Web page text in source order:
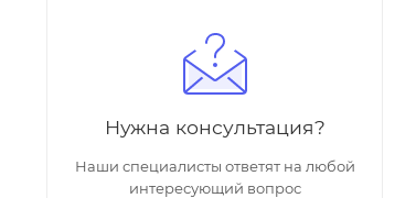
Нужна консультация?
Наши специалисты ответят на любой
интересующий вопрос